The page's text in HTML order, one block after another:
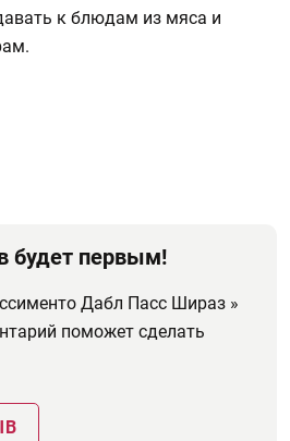
к блюдам из мяса и
будет первым!
Дабл Пасс Шираз »
поможет сделать